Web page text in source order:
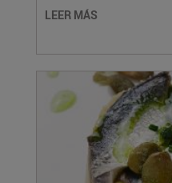
LEER MÁS